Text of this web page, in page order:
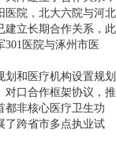
医院，北大六院与河北
建立长期合作关系，此
301 医院与涿州市医
和医疗机构设置规划
对口合作框架协议，推
都非核心医疗卫生功
了跨省市多点执业试